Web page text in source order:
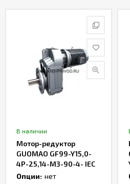
В наличии
Мотор-редуктор
GUOMAO GF99-Y15,0-
4P-25,14-M3-90-4- IEC
Опции: нет